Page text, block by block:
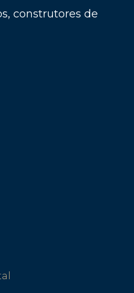
construtores de